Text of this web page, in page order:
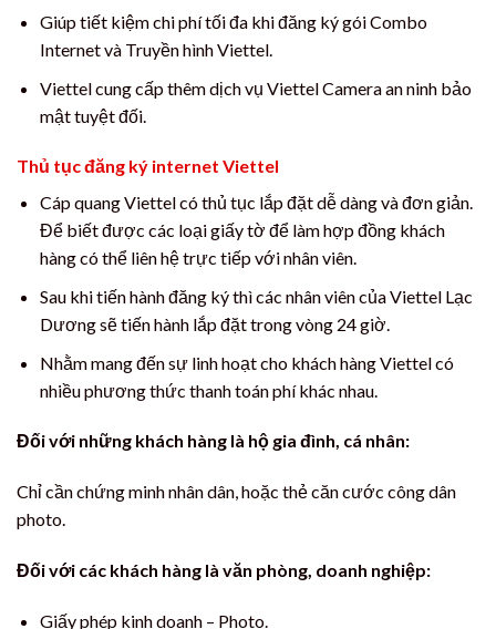
Giúp tiết kiệm chi phí tối đa khi đăng ký gói Combo
Internet và Truyền hình Viettel.
Viettel cung cấp thêm dịch vụ Viettel Camera an ninh bảo
mật tuyệt đối.
Thủ tục đăng ký internet Viettel
Cáp quang Viettel có thủ tục lắp đặt dễ dàng và đơn giản.
Để biết được các loại giấy tờ để làm hợp đồng khách
hàng có thể liên hệ trực tiếp với nhân viên.
Sau khi tiến hành đăng ký thì các nhân viên của Viettel Lạc
Dương sẽ tiến hành lắp đặt trong vòng 24 giờ.
Nhằm mang đến sự linh hoạt cho khách hàng Viettel có
nhiều phương thức thanh toán phí khác nhau.
Đối với những khách hàng là hộ gia đình, cá nhân:
Chỉ cần chứng minh nhân dân, hoặc thẻ căn cước công dân
photo.
Đối với các khách hàng là văn phòng, doanh nghiệp:
Giấy phép kinh doanh – Photo.